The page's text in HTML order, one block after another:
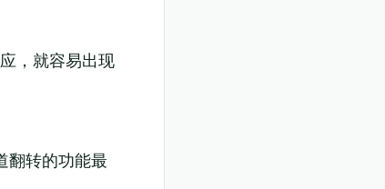
，就容易出现
翻转的功能最